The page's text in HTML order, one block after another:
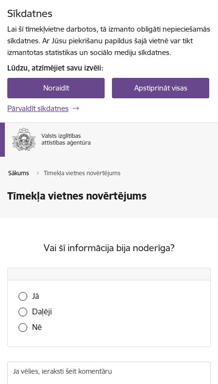
Sīkdatnes
Lai šī tīmekļvietne darbotos, tā izmanto obligāti nepieciešamās
sīkdatnes. Ar Jūsu piekrišanu papildus šajā vietnē var tikt
izmantotas statistikas un sociālo mediju sīkdatnes.
Lūdzu, atzīmējiet savu izvēli:
Noraidīt Apstiprināt visas
Pārvaldīt sīkdatnes
Sākums Tīmekļa vietnes novērtējums
Tīmekļa vietnes novērtējums
Vai šī informācija bija noderīga?
Vai šī informācija bija noderīga?
Jā
Daļēji
Nē
Ja vēlies, ieraksti šeit komentāru